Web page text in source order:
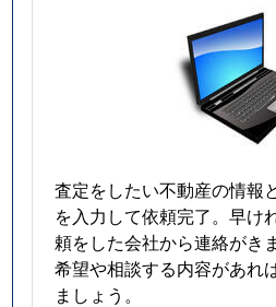
査定をしたい不動産の情報
を入力して依頼完了。早け
頼をした会社から連絡がきま
希望や相談する内容があれ
ましょう。